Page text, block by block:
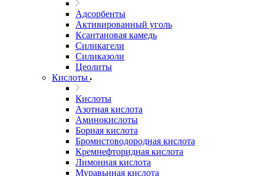
Адсорбенты
Активированный уголь
Ксантановая камедь
Силикагели
Силиказоли
Цеолиты
Кислоты
Кислоты
Азотная кислота
Аминокислоты
Борная кислота
Бромистоводородная кислота
Кремнефторидная кислота
Лимонная кислота
Муравьиная кислота